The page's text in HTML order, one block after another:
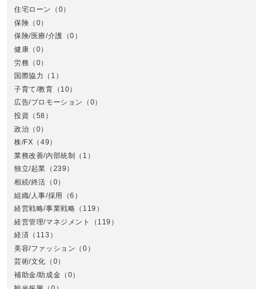
住宅ローン
（0）
保険 （0）
保険/医療/介護 （0）
健康 （0）
労務 （0）
国際協力 （1）
子育て/教育 （10）
広告/プロモーション
（0）
投資 （58）
政治 （0）
株/FX （49）
業務改善/内部統制 （1）
独立/起業 （239）
相続/終活 （0）
組織/人事/採用
（6）
経営戦略/事業戦略 （119）
経営管理/マネジメント
（119）
経済 （113）
美容/ファッション （0）
芸術/文化 （0）
補助金/助成金 （0）